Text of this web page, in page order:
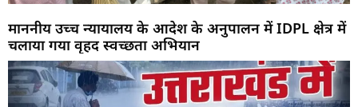
माननीय उच्च न्यायालय के आदेश के अनुपालन में IDPL क्षेत्र में
चलाया गया वृहद स्वच्छता अभियान